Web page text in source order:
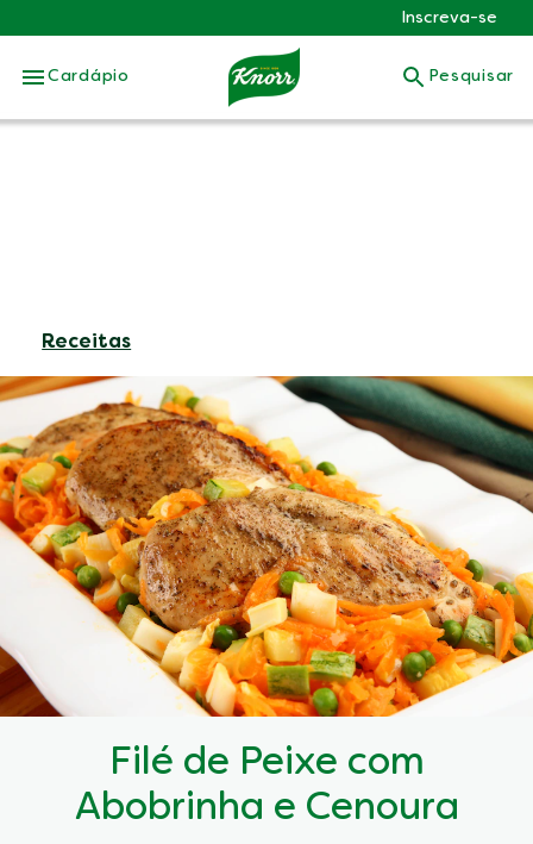
Skip to:
Inscreva-se
Cardápio Pesquisar
Receitas
Filé de Peixe com
Abobrinha e Cenoura